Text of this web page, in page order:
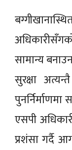
सामान्य
सुरक्षा
एसपी
प्रशंसा गर्दै